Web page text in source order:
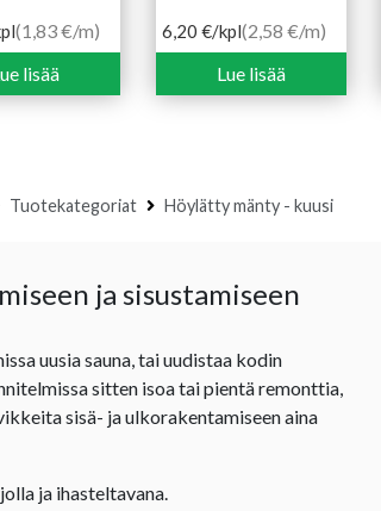
(1,83 €/m)
lisää
6,20 €/kpl(2,58 €/m)
Lue lisää
Tuotekategoriat Höylätty mänty - kuusi
ja sisustamiseen
uusia sauna, tai uudistaa kodin
sitten isoa tai pientä remonttia,
sisä- ja ulkorakentamiseen aina
ja ihasteltavana.